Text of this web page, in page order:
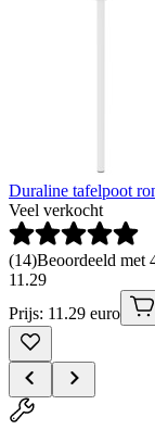
Duraline tafelpoot
Veel verkocht
(14)Beoordeeld met
11 .29
Prijs: 11.29 euro